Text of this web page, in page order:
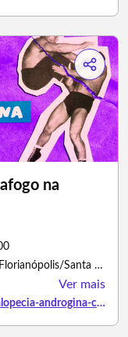
na
Bro Cave Pub, Calçadão João Pinto - Florianópolis/Santa Catarina
Ver mais
https://www.sympla.com.br/evento/alopecia-androgina-com-desafogo-na-brocave/3502500